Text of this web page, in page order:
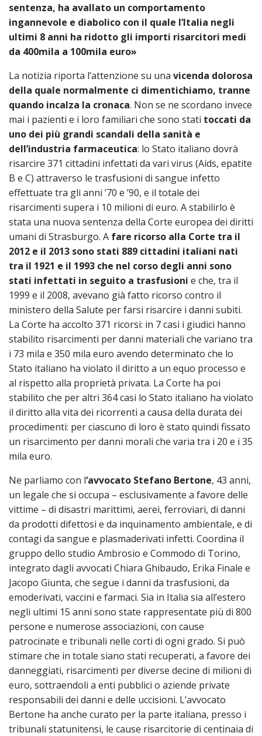
sentenza, ha avallato un comportamento
ingannevole e diabolico con il quale l’Italia negli
ultimi 8 anni ha ridotto gli importi risarcitori medi
da 400mila a 100mila euro»
La notizia riporta l’attenzione su una vicenda dolorosa
della quale normalmente ci dimentichiamo, tranne
quando incalza la cronaca. Non se ne scordano invece
mai i pazienti e i loro familiari che sono stati toccati da
uno dei più grandi scandali della sanità e
dell’industria farmaceutica: lo Stato italiano dovrà
risarcire 371 cittadini infettati da vari virus (Aids, epatite
B e C) attraverso le trasfusioni di sangue infetto
effettuate tra gli anni ’70 e ’90, e il totale dei
risarcimenti supera i 10 milioni di euro. A stabilirlo è
stata una nuova sentenza della Corte europea dei diritti
umani di Strasburgo. A fare ricorso alla Corte tra il
2012 e il 2013 sono stati 889 cittadini italiani nati
tra il 1921 e il 1993 che nel corso degli anni sono
stati infettati in seguito a trasfusioni e che, tra il
1999 e il 2008, avevano già fatto ricorso contro il
ministero della Salute per farsi risarcire i danni subiti.
La Corte ha accolto 371 ricorsi: in 7 casi i giudici hanno
stabilito risarcimenti per danni materiali che variano tra
i 73 mila e 350 mila euro avendo determinato che lo
Stato italiano ha violato il diritto a un equo processo e
al rispetto alla proprietà privata. La Corte ha poi
stabilito che per altri 364 casi lo Stato italiano ha violato
il diritto alla vita dei ricorrenti a causa della durata dei
procedimenti: per ciascuno di loro è stato quindi fissato
un risarcimento per danni morali che varia tra i 20 e i 35
mila euro.
Ne parliamo con l‘avvocato Stefano Bertone, 43 anni,
un legale che si occupa – esclusivamente a favore delle
vittime – di disastri marittimi, aerei, ferroviari, di danni
da prodotti difettosi e da inquinamento ambientale, e di
contagi da sangue e plasmaderivati infetti. Coordina il
gruppo dello studio Ambrosio e Commodo di Torino,
integrato dagli avvocati Chiara Ghibaudo, Erika Finale e
Jacopo Giunta, che segue i danni da trasfusioni, da
emoderivati, vaccini e farmaci. Sia in Italia sia all’estero
negli ultimi 15 anni sono state rappresentate più di 800
persone e numerose associazioni, con cause
patrocinate e tribunali nelle corti di ogni grado. Si può
stimare che in totale siano stati recuperati, a favore dei
danneggiati, risarcimenti per diverse decine di milioni di
euro, sottraendoli a enti pubblici o aziende private
responsabili dei danni e delle uccisioni. L’avvocato
Bertone ha anche curato per la parte italiana, presso i
tribunali statunitensi, le cause risarcitorie di centinaia di